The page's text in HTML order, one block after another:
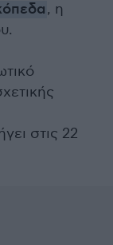
, η
στις 22